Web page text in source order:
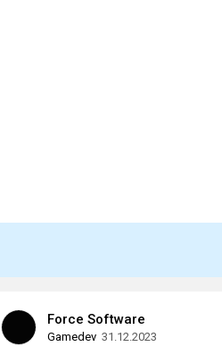
Force Software
Gamedev 31.12.2023